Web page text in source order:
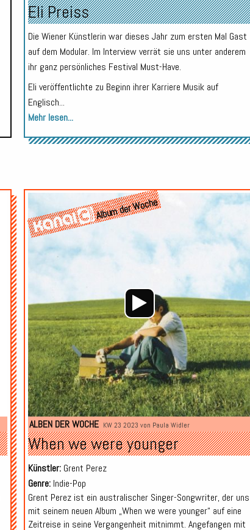
Eli Preiss
Die Wiener Künstlerin war dieses Jahr zum ersten Mal Gast
auf dem Modular. Im Interview verrät sie uns unter anderem
ihr ganz persönliches Festival Must-Have.
Eli veröffentlichte zu Beginn ihrer Karriere Musik auf
Englisch...
Mehr lesen...
Audio-
Player
Album der Woche
ALBEN DER WOCHE KW 23 2023 von Paula Widler
When we were younger
Künstler:Grent Perez
Genre:Indie-Pop
Grent Perez ist ein australischer Singer-Songwriter, der uns
mit seinem neuen Album „When we were younger“ auf eine
Zeitreise in seine Vergangenheit mitnimmt. Angefangen mit